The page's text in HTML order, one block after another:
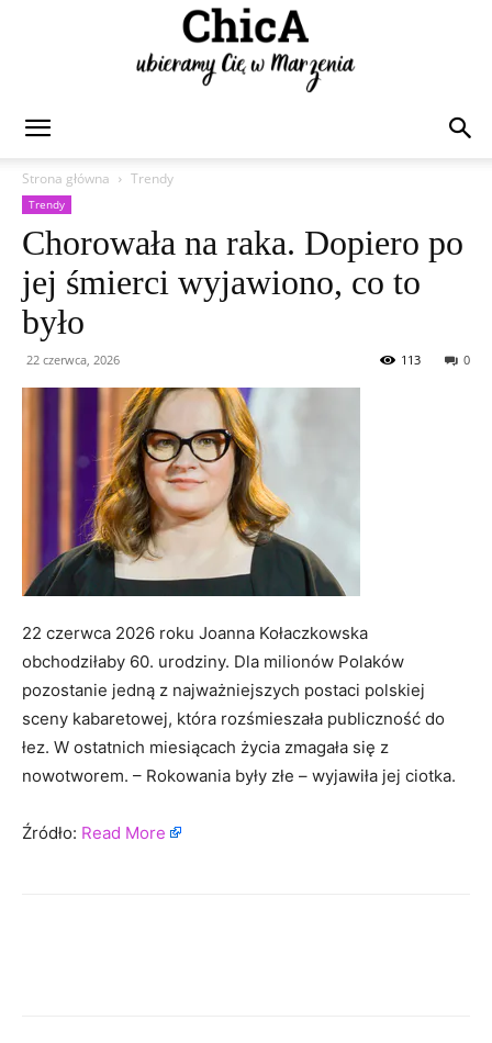
Strona główna
Trendy
Trendy
Chorowała na raka. Dopiero po
jej śmierci wyjawiono, co to
było
22 czerwca, 2026 0
113
22 czerwca 2026 roku Joanna Kołaczkowska
obchodziłaby 60. urodziny. Dla milionów Polaków
pozostanie jedną z najważniejszych postaci polskiej
sceny kabaretowej, która rozśmieszała publiczność do
łez. W ostatnich miesiącach życia zmagała się z
nowotworem. – Rokowania były złe – wyjawiła jej ciotka.
Źródło: Read More